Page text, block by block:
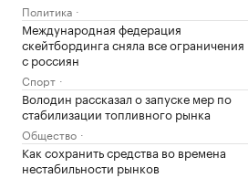
Политика
Международная федерация
скейтбординга сняла все ограничения
с россиян
Спорт
Володин рассказал о запуске мер по
стабилизации топливного рынка
Общество
Как сохранить средства во времена
нестабильности рынков